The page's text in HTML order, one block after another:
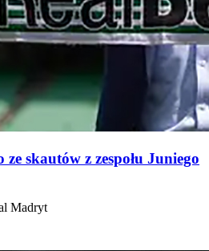
ze skautów z zespołu Juniego
Madryt